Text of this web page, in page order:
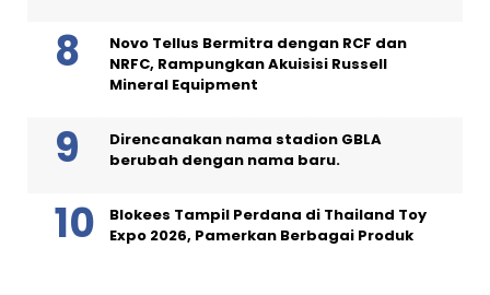
Novo Tellus Bermitra dengan RCF dan
NRFC, Rampungkan Akuisisi Russell
Mineral Equipment
Direncanakan nama stadion GBLA
berubah dengan nama baru.
Blokees Tampil Perdana di Thailand Toy
Expo 2026, Pamerkan Berbagai Produk